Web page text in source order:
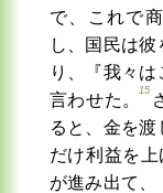
で、これで
し、国民は
り、『我々
言わせた。
15
ると、金を
だけ利益を
が進み出て、